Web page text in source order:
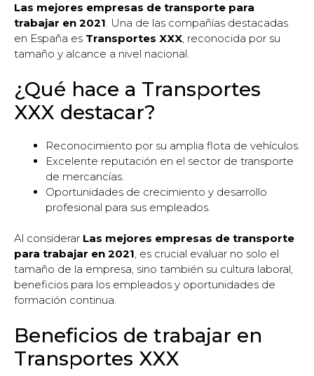
Las mejores empresas de transporte para
trabajar en 2021. Una de las compañías destacadas
en España es Transportes XXX, reconocida por su
tamaño y alcance a nivel nacional.
¿Qué hace a Transportes
XXX destacar?
Reconocimiento por su amplia flota de vehículos.
Excelente reputación en el sector de transporte
de mercancías.
Oportunidades de crecimiento y desarrollo
profesional para sus empleados.
Al considerar Las mejores empresas de transporte
para trabajar en 2021, es crucial evaluar no solo el
tamaño de la empresa, sino también su cultura laboral,
beneficios para los empleados y oportunidades de
formación continua.
Beneficios de trabajar en
Transportes XXX